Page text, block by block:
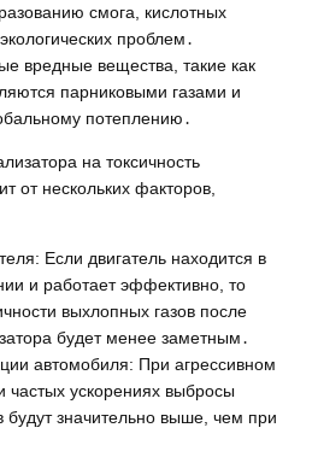
смога, кислотных
проблем․
вредные вещества, такие как
парниковыми газами и
потеплению․
на токсичность
от нескольких факторов,
Если двигатель находится в
и работает эффективно, то
выхлопных газов после
будет менее заметным․
автомобиля: При агрессивном
частых ускорениях выбросы
будут значительно выше, чем при